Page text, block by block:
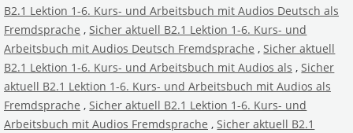
B2.1 Lektion 1-6. Kurs- und Arbeitsbuch mit Audios Deutsch als
Fremdsprache , Sicher aktuell B2.1 Lektion 1-6. Kurs- und
Arbeitsbuch mit Audios Deutsch Fremdsprache , Sicher aktuell
B2.1 Lektion 1-6. Kurs- und Arbeitsbuch mit Audios als , Sicher
aktuell B2.1 Lektion 1-6. Kurs- und Arbeitsbuch mit Audios als
Fremdsprache , Sicher aktuell B2.1 Lektion 1-6. Kurs- und
Arbeitsbuch mit Audios Fremdsprache , Sicher aktuell B2.1